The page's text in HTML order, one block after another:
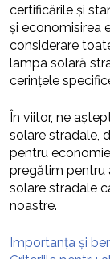
certificările și
și economisirea
considerare
lampa solară
cerințele
În viitor, ne
solare stradale,
pentru
pregătim pentru
solare stradale
noastre.
Importanța și